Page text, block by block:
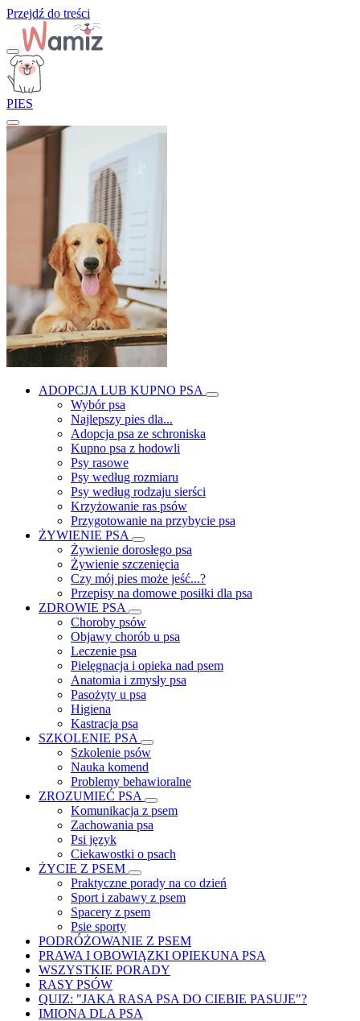
Przejdź do treści
PIES
ADOPCJA LUB KUPNO PSA
Wybór psa
Najlepszy pies dla...
Adopcja psa ze schroniska
Kupno psa z hodowli
Psy rasowe
Psy według rozmiaru
Psy według rodzaju sierści
Krzyżowanie ras psów
Przygotowanie na przybycie psa
ŻYWIENIE PSA
Żywienie dorosłego psa
Żywienie szczenięcia
Czy mój pies może jeść...?
Przepisy na domowe posiłki dla psa
ZDROWIE PSA
Choroby psów
Objawy chorób u psa
Leczenie psa
Pielęgnacja i opieka nad psem
Anatomia i zmysły psa
Pasożyty u psa
Higiena
Kastracja psa
SZKOLENIE PSA
Szkolenie psów
Nauka komend
Problemy behawioralne
ZROZUMIEĆ PSA
Komunikacja z psem
Zachowania psa
Psi język
Ciekawostki o psach
ŻYCIE Z PSEM
Praktyczne porady na co dzień
Sport i zabawy z psem
Spacery z psem
Psie sporty
PODRÓŻOWANIE Z PSEM
PRAWA I OBOWIĄZKI OPIEKUNA PSA
WSZYSTKIE PORADY
RASY PSÓW
QUIZ: "JAKA RASA PSA DO CIEBIE PASUJE"?
IMIONA DLA PSA